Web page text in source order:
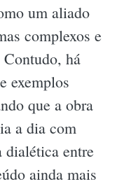
um aliado
complexos e
há
exemplos
que a obra
a dia com
dialética entre
ainda mais